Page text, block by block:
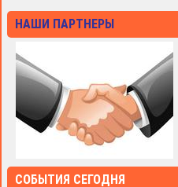
НАШИ ПАРТНЕРЫ
СОБЫТИЯ СЕГОДНЯ